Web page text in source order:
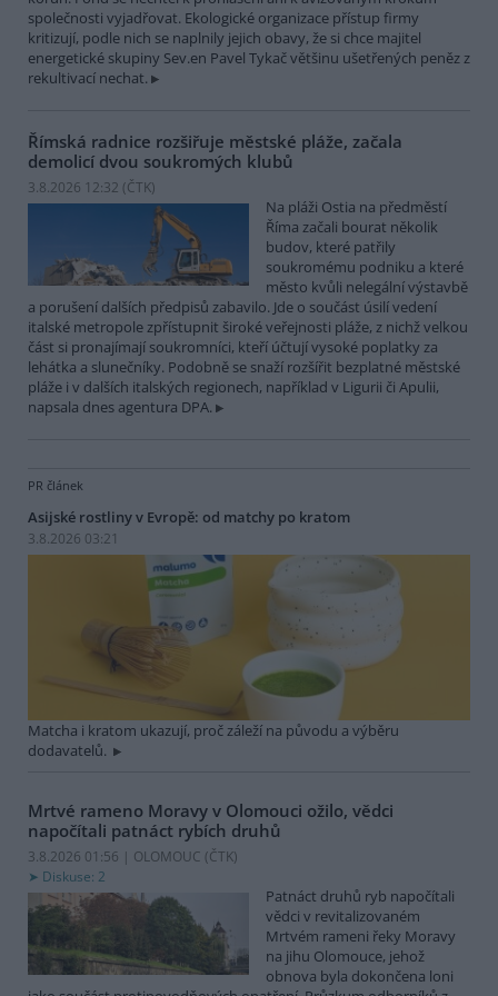
společnosti vyjadřovat. Ekologické organizace přístup firmy
kritizují, podle nich se naplnily jejich obavy, že si chce majitel
energetické skupiny Sev.en Pavel Tykač většinu ušetřených peněz z
rekultivací nechat.
Římská radnice rozšiřuje městské pláže, začala
demolicí dvou soukromých klubů
3.8.2026 12:32 (ČTK)
Na pláži Ostia na předměstí
Říma začali bourat několik
budov, které patřily
soukromému podniku a které
město kvůli nelegální výstavbě
a porušení dalších předpisů zabavilo. Jde o součást úsilí vedení
italské metropole zpřístupnit široké veřejnosti pláže, z nichž velkou
část si pronajímají soukromníci, kteří účtují vysoké poplatky za
lehátka a slunečníky. Podobně se snaží rozšířit bezplatné městské
pláže i v dalších italských regionech, například v Ligurii či Apulii,
napsala dnes agentura DPA.
PR článek
Asijské rostliny v Evropě: od matchy po kratom
3.8.2026 03:21
Matcha i kratom ukazují, proč záleží na původu a výběru
dodavatelů.
Mrtvé rameno Moravy v Olomouci ožilo, vědci
napočítali patnáct rybích druhů
3.8.2026 01:56 | OLOMOUC (ČTK)
Diskuse: 2
Patnáct druhů ryb napočítali
vědci v revitalizovaném
Mrtvém rameni řeky Moravy
na jihu Olomouce, jehož
obnova byla dokončena loni